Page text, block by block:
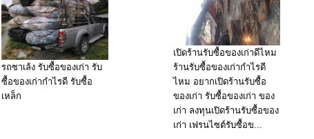
รถซาเล้ง รับซื้อของเก่า รับ
ซื้อของเก่ากำไรดี รับซื้อ
เหล็ก
เปิดร้านรับซื้อของเก่าดีไหม
ร้านรับซื้อของเก่ากำไรดี
ไหม อยากเปิดร้านรับซื้อ
ของเก่า รับซื้อของเก่า ของ
เก่า ลงทุนเปิดร้านรับซื้อของ
เก่า เฟรนไซต์รับซื้อข...